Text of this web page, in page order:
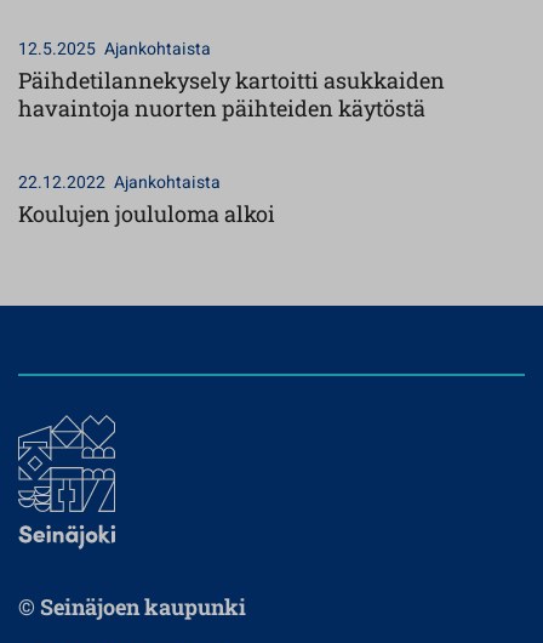
12.5.2025 Ajankohtaista
Päihdetilannekysely kartoitti asukkaiden
havaintoja nuorten päihteiden käytöstä
22.12.2022 Ajankohtaista
Koulujen joululoma alkoi
© Seinäjoen kaupunki